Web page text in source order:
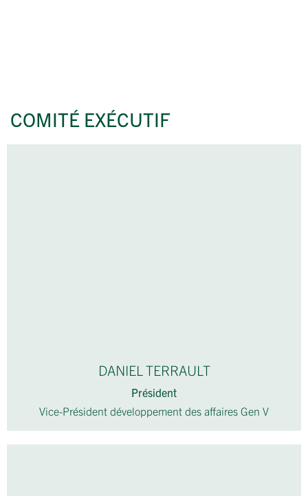
COMITÉ EXÉCUTIF
DANIEL TERRAULT
Président
Vice-Président développement des affaires Gen V